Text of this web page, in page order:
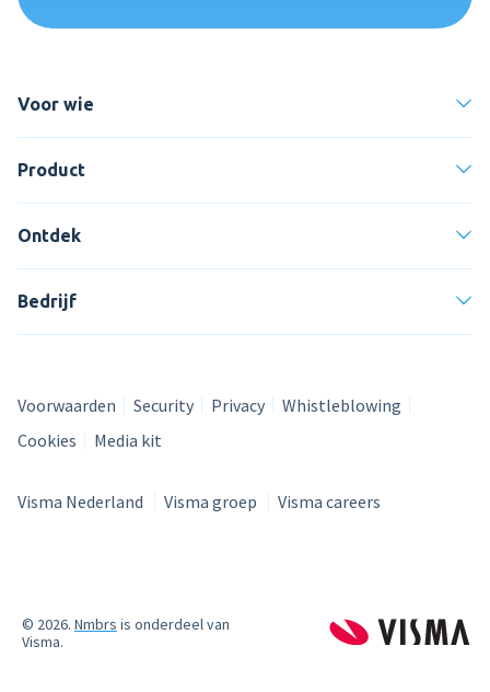
Voor wie
Product
Ontdek
Bedrijf
Voorwaarden Security Privacy
Whistleblowing
Cookies
Media kit
Visma Nederland Visma groep Visma careers
© 2026. Nmbrs is onderdeel van
Visma.